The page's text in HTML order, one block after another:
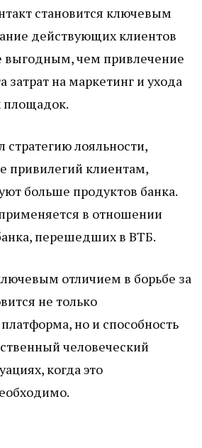
становится ключевым
действующих клиентов
выгодным, чем привлечение
затрат на маркетинг и ухода
площадок.
стратегию лояльности,
привилегий клиентам,
больше продуктов банка.
в отношении
перешедших в ВТБ.
отличием в борьбе за
не только
но и способность
человеческий
когда это